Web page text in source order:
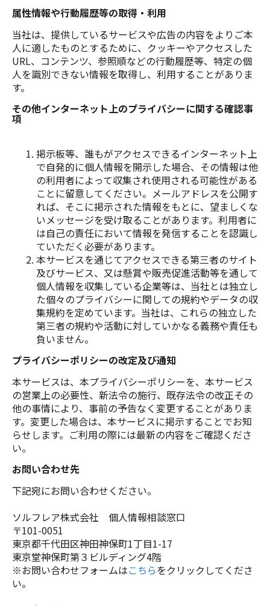
属性情報や行動履歴等の取得・利用
当社は、提供しているサービスや広告の内容をよりご本
人に適したものとするために、クッキーやアクセスした
URL、コンテンツ、参照順などの行動履歴等、特定の個
人を識別できない情報を取得し、利用することがありま
す。
その他インターネット上のプライバシーに関する確認事
項
掲示板等、誰もがアクセスできるインターネット上
で自発的に個人情報を開示した場合、その情報は他
の利用者によって収集され使用される可能性がある
ことに留意してください。メールアドレスを公開す
れば、そこに掲示された情報をもとに、望ましくな
いメッセージを受け取ることがあります。利用者に
は自己の責任において情報を発信することを認識し
ていただく必要があります。
本サービスを通じてアクセスできる第三者のサイト
及びサービス、又は懸賞や販売促進活動等を通して
個人情報を収集している企業等は、当社とは独立し
た個々のプライバシーに関しての規約やデータの収
集規約を定めています。当社は、これらの独立した
第三者の規約や活動に対していかなる義務や責任も
負いません。
プライバシーポリシーの改定及び通知
本サービスは、本プライバシーポリシーを、本サービス
の営業上の必要性、新法令の施行、既存法令の改正その
他の事情により、事前の予告なく変更することがありま
す。変更した場合は、本サービスに掲示することでお知
らせします。ご利用の際には最新の内容をご確認くださ
い。
お問い合わせ先
下記宛にお問い合わせください。
ソルフレア株式会社 個人情報相談窓口
〒101-0051
東京都千代田区神田神保町1丁目1-17
東京堂神保町第３ビルディング4階
※お問い合わせフォームはこちらをクリックしてくださ
い。